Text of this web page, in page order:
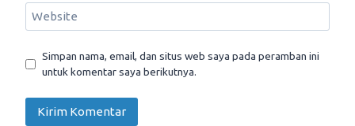
Website
Simpan nama, email, dan situs web saya pada peramban ini
untuk komentar saya berikutnya.